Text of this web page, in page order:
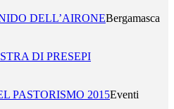
DELL’AIRONEBergamasca
DI PRESEPI
PASTORISMO 2015Eventi